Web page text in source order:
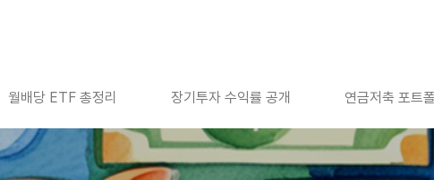
월배당 ETF 총정리 장기투자 수익률 공개 연금저축 포트